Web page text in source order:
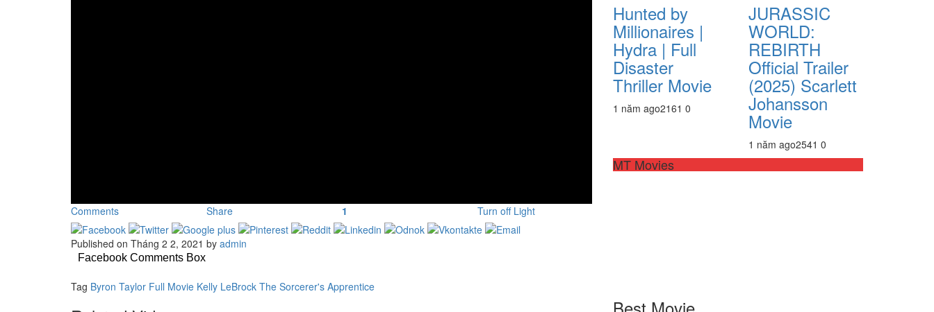
Comments Share 1 Turn off Light
Published on Tháng 2 2, 2021 by admin
Facebook Comments Box
Tag Byron Taylor Full Movie Kelly LeBrock The Sorcerer's Apprentice
Hunted by
Millionaires |
Hydra | Full
Disaster
Thriller Movie
1 năm ago2161 0
JURASSIC
WORLD:
REBIRTH
Official Trailer
(2025) Scarlett
Johansson
Movie
1 năm ago2541 0
MT Movies